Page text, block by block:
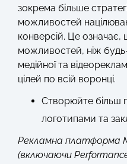
зокрема більше
можливостей
конверсій. Це
можливостей, ніж
медійної та
цілей по всій воронці.
Створюйте більш
логотипами та
Рекламна платформа
(включаючи